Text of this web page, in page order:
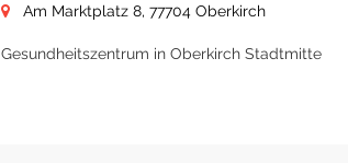
Am Marktplatz 8, 77704 Oberkirch
Gesundheitszentrum in Oberkirch Stadtmitte